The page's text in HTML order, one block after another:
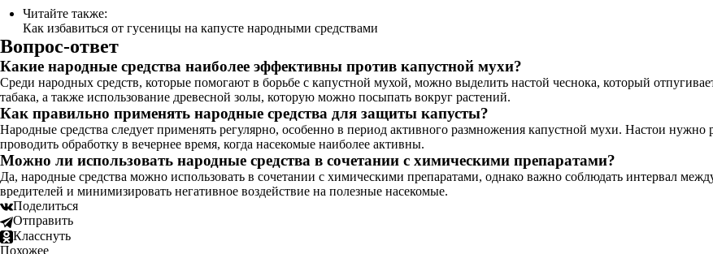
Читайте также:
Как избавиться от гусеницы на капусте народными средствами
Вопрос-ответ
Какие народные средства наиболее эффективны против капустной мухи?
Среди народных средств, которые помогают в борьбе с капустной мухой, можно выделить настой чеснока, который
табака, а также использование древесной золы, которую можно посыпать вокруг растений.
Как правильно применять народные средства для защиты капусты?
Народные средства следует применять регулярно, особенно в период активного размножения капустной мухи. Настои
проводить обработку в вечернее время, когда насекомые наиболее активны.
Можно ли использовать народные средства в сочетании с химическими препаратами?
Да, народные средства можно использовать в сочетании с химическими препаратами, однако важно соблюдать интервал
вредителей и минимизировать негативное воздействие на полезные насекомые.
Поделиться
Отправить
Класснуть
Похожее